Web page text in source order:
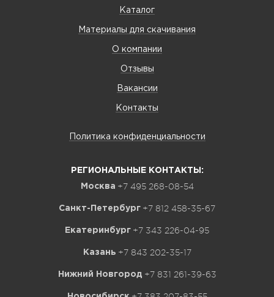
Каталог
Материалы для скачивания
О компании
Отзывы
Вакансии
Контакты
Политика конфиденциальности
РЕГИОНАЛЬНЫЕ КОНТАКТЫ:
Москва +7 495 268-08-54
Санкт-Петербург +7 812 458-35-67
Екатеринбург +7 343 226-04-95
Казань +7 843 202-35-17
Нижний Новгород +7 831 261-39-63